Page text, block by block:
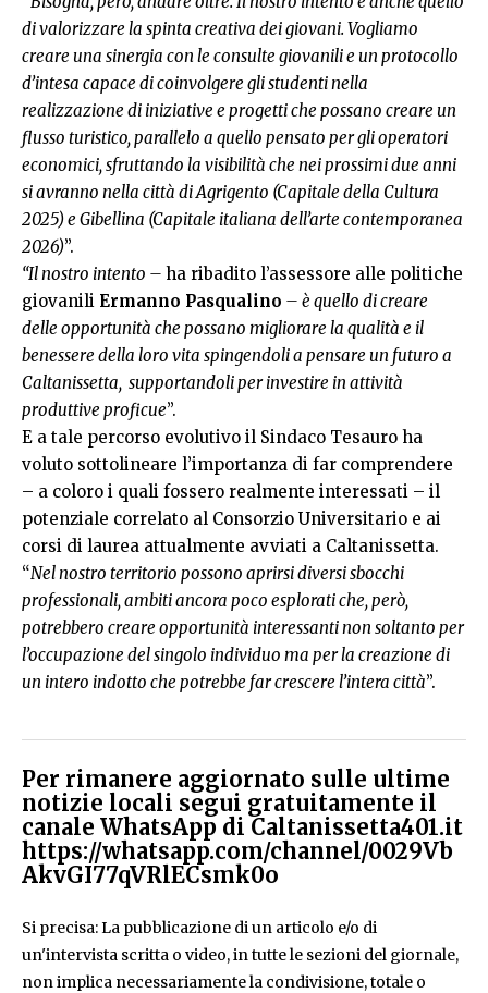
di valorizzare la spinta creativa dei giovani. Vogliamo
creare una sinergia con le consulte giovanili e un protocollo
d’intesa capace di coinvolgere gli studenti nella
realizzazione di iniziative e progetti che possano creare un
flusso turistico, parallelo a quello pensato per gli operatori
economici, sfruttando la visibilità che nei prossimi due anni
si avranno nella città di Agrigento (Capitale della Cultura
2025) e Gibellina (Capitale italiana dell’arte contemporanea
2026)”.
“Il nostro intento – ha ribadito l’assessore alle politiche
giovanili Ermanno Pasqualino – è quello di creare
delle opportunità che possano migliorare la qualità e il
benessere della loro vita spingendoli a pensare un futuro a
Caltanissetta, supportandoli per investire in attività
produttive proficue”.
E a tale percorso evolutivo il Sindaco Tesauro ha
voluto sottolineare l’importanza di far comprendere
– a coloro i quali fossero realmente interessati – il
potenziale correlato al Consorzio Universitario e ai
corsi di laurea attualmente avviati a Caltanissetta.
“Nel nostro territorio possono aprirsi diversi sbocchi
professionali, ambiti ancora poco esplorati che, però,
potrebbero creare opportunità interessanti non soltanto per
l’occupazione del singolo individuo ma per la creazione di
un intero indotto che potrebbe far crescere l’intera città”.
Per rimanere aggiornato sulle ultime
notizie locali segui gratuitamente il
canale WhatsApp di Caltanissetta401.it
https://whatsapp.com/channel/0029Vb
AkvGI77qVRlECsmk0o
Si precisa: La pubblicazione di un articolo e/o di
un'intervista scritta o video, in tutte le sezioni del giornale,
non implica necessariamente la condivisione, totale o